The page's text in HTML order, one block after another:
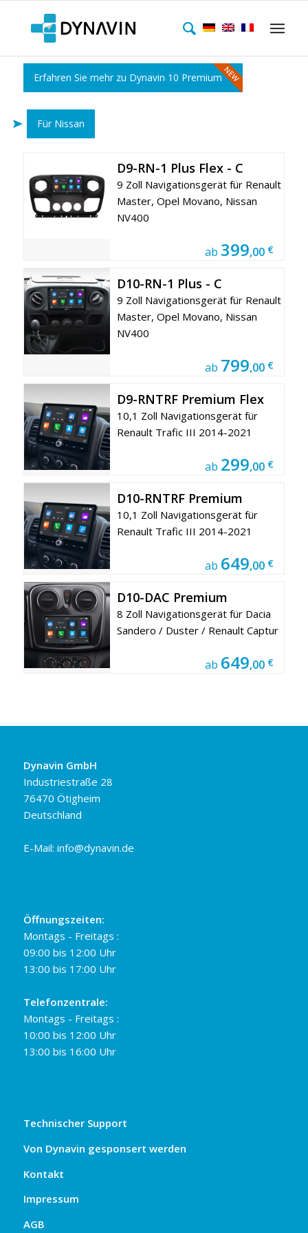
Erfahren Sie mehr zu Dynavin 10 Premium
Für Nissan
D9-RN-1 Plus Flex - C
9 Zoll Navigationsgerät für Renault
Master, Opel Movano, Nissan
NV400
ab 399,00 €
D10-RN-1 Plus - C
9 Zoll Navigationsgerät für Renault
Master, Opel Movano, Nissan
NV400
ab 799,00 €
D9-RNTRF Premium Flex
10,1 Zoll Navigationsgerät für
Renault Trafic III 2014-2021
ab 299,00 €
D10-RNTRF Premium
10,1 Zoll Navigationsgerät für
Renault Trafic III 2014-2021
ab 649,00 €
D10-DAC Premium
8 Zoll Navigationsgerät für Dacia
Sandero / Duster / Renault Captur
ab 649,00 €
Dynavin GmbH
Industriestraße 28
76470 Ötigheim
Deutschland
E-Mail: info@dynavin.de
Öffnungszeiten:
Montags - Freitags :
09:00 bis 12:00 Uhr
13:00 bis 17:00 Uhr
Telefonzentrale:
Montags - Freitags :
10:00 bis 12:00 Uhr
13:00 bis 16:00 Uhr
Technischer Support
Von Dynavin gesponsert werden
Kontakt
Impressum
AGB